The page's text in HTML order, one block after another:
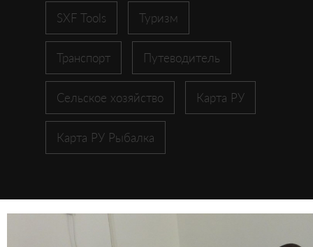
SXF Tools Туризм
Транспорт Путеводитель
Сельское хозяйство Карта РУ
Карта РУ Рыбалка